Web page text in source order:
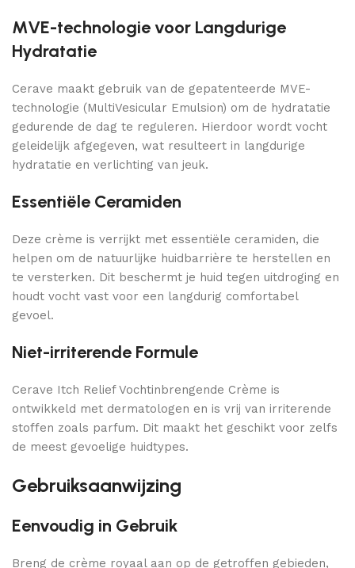
MVE-technologie voor Langdurige
Hydratatie
Cerave maakt gebruik van de gepatenteerde MVE-
technologie (MultiVesicular Emulsion) om de hydratatie
gedurende de dag te reguleren. Hierdoor wordt vocht
geleidelijk afgegeven, wat resulteert in langdurige
hydratatie en verlichting van jeuk.
Essentiële Ceramiden
Deze crème is verrijkt met essentiële ceramiden, die
helpen om de natuurlijke huidbarrière te herstellen en
te versterken. Dit beschermt je huid tegen uitdroging en
houdt vocht vast voor een langdurig comfortabel
gevoel.
Niet-irriterende Formule
Cerave Itch Relief Vochtinbrengende Crème is
ontwikkeld met dermatologen en is vrij van irriterende
stoffen zoals parfum. Dit maakt het geschikt voor zelfs
de meest gevoelige huidtypes.
Gebruiksaanwijzing
Eenvoudig in Gebruik
Breng de crème royaal aan op de getroffen gebieden,